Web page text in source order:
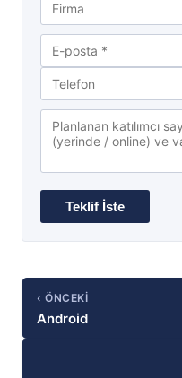
‹ ÖNCEKI
Android